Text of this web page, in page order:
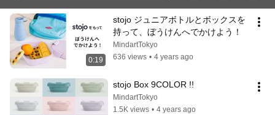
0:19
stojo ジュニアボトルとボックスを
持って、ぼうけんへでかけよう！
MindartTokyo
636 views • 4 years ago
stojo Box 9COLOR !!
MindartTokyo
1.5K views • 4 years ago